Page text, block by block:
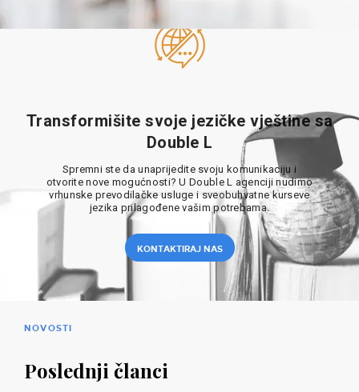
Transformišite svoje jezičke vještine sa
Double L
Spremni ste da unaprijedite svoju komunikaciju i
otvorite nove mogućnosti? U Double L agenciji nudimo
vrhunske prevodilačke usluge i sveobuhvatne kurseve
jezika prilagođene vašim potrebama.
KONTAKTIRAJ NAS
NOVOSTI
Poslednji članci